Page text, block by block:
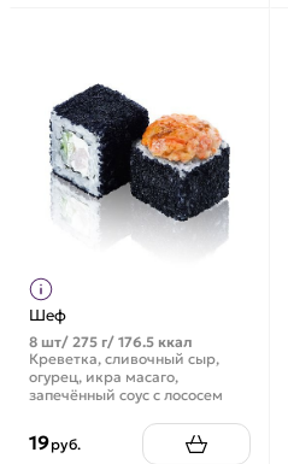
Шеф
8 шт/ 275 г/ 176.5 ккал
Креветка, сливочный сыр,
огурец, икра масаго,
запечённый соус с лососем
19руб.